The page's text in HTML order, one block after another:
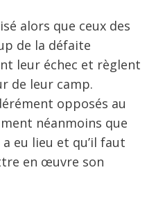
alors que ceux des
de la défaite
leur échec et règlent
de leur camp.
opposés au
néanmoins que
eu lieu et qu’il faut
en œuvre son